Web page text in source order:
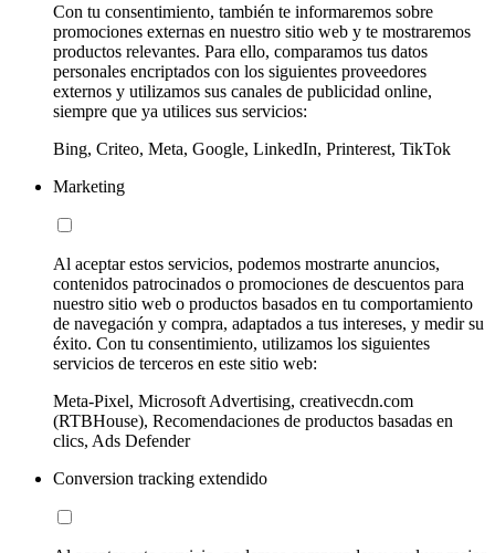
Con tu consentimiento, también te informaremos sobre
promociones externas en nuestro sitio web y te mostraremos
productos relevantes. Para ello, comparamos tus datos
personales encriptados con los siguientes proveedores
externos y utilizamos sus canales de publicidad online,
siempre que ya utilices sus servicios:
Bing, Criteo, Meta, Google, LinkedIn, Printerest, TikTok
Marketing
Al aceptar estos servicios, podemos mostrarte anuncios,
contenidos patrocinados o promociones de descuentos para
nuestro sitio web o productos basados en tu comportamiento
de navegación y compra, adaptados a tus intereses, y medir su
éxito. Con tu consentimiento, utilizamos los siguientes
servicios de terceros en este sitio web:
Meta-Pixel, Microsoft Advertising, creativecdn.com
(RTBHouse), Recomendaciones de productos basadas en
clics, Ads Defender
Conversion tracking extendido